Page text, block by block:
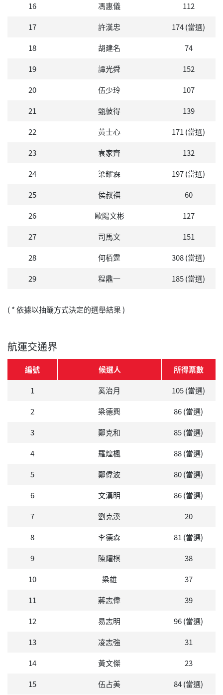
16
馮惠儀
112
17
許漢忠
174 (當選)
18
胡建名
74
19
譚光舜
152
20
伍少玲
107
21
甄彼得
139
22
黃士心
171 (當選)
23
袁家齊
132
24
梁耀霖
197 (當選)
25
侯叔祺
60
26
歐陽文彬
127
27
司馬文
151
28
何栢霆
308 (當選)
29
程鼎一 185 (當選)
( * 依據以抽籤方式決定的選舉結果 )
航運交通界
編號 候選人
所得票數
1
奚治月
105 (當選)
2
梁德興
86 (當選)
3
鄭克和
85 (當選)
4
羅煌楓
88 (當選)
5
鄭偉波
80 (當選)
6
文漢明
86 (當選)
7
劉克溪
20
8
李德森
81 (當選)
9
陳耀棋
38
10
梁雄
37
11
蔣志偉
39
12
易志明
96 (當選)
13
凌志強
31
14
黃文傑
23
15
伍占美
84 (當選)